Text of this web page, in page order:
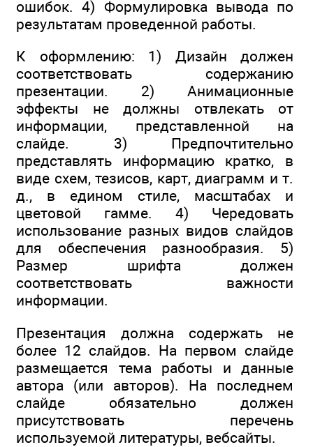
ошибок. 4) Формулировка вывода по
результатам проведенной работы.
К оформлению: 1) Дизайн должен
соответствовать содержанию
презентации. 2) Анимационные
эффекты не должны отвлекать от
информации, представленной на
слайде. 3) Предпочтительно
представлять информацию кратко, в
виде схем, тезисов, карт, диаграмм и т.
д., в едином стиле, масштабах и
цветовой гамме. 4) Чередовать
использование разных видов слайдов
для обеспечения разнообразия. 5)
Размер шрифта должен
соответствовать важности
информации.
Презентация должна содержать не
более 12 слайдов. На первом слайде
размещается тема работы и данные
автора (или авторов). На последнем
слайде обязательно должен
присутствовать перечень
используемой литературы, вебсайты.